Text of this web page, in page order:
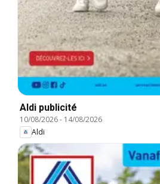
Aldi publicité
10/08/2026- 14/08/2026
Aldi